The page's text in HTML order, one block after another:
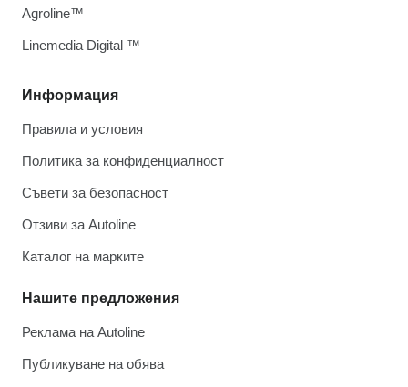
Информация
Правила и условия
Политика за конфиденциалност
Съвети за безопасност
Отзиви за Autoline
Каталог на марките
Нашите предложения
Реклама на Autoline
Публикуване на обява
Agroline™
Linemedia Digital ™